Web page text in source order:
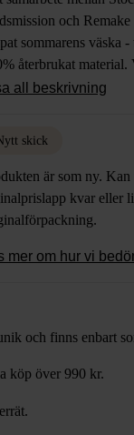
och
sommarens väska
återbrukat material.
den goda
vidare. När du
och skapar nya
för oss att
summers IT-bag!
and Remake
recycled materials.
the good deed
all beskrivning
skick
är som ny.
kvar eller
mer om hur vi
och finns enbart
köp över 990 kr.